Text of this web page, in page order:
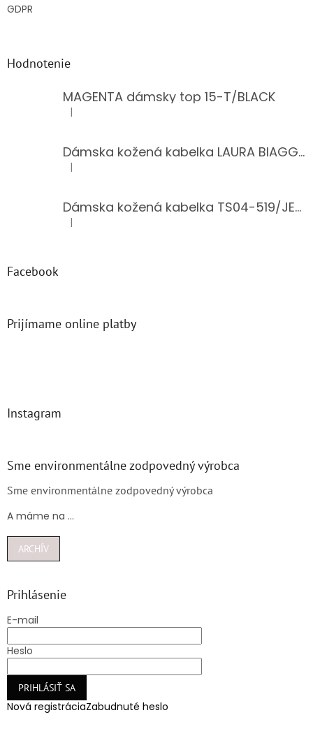
GDPR
Hodnotenie
MAGENTA dámsky top 15-T/BLACK
Hodnotenie produktu je 5 z 5 hviezdičiek.
|
Dámska kožená kabelka LAURA BIAGGI 944-PINK
Hodnotenie produktu je 5 z 5 hviezdičiek.
|
Dámska kožená kabelka TS04-519/JEANS BLUE
Hodnotenie produktu je 5 z 5 hviezdičiek.
|
Facebook
Prijímame online platby
Instagram
Sme environmentálne zodpovedný výrobca
Sme environmentálne zodpovedný výrobca
A máme na ...
ARCHÍV
Prihlásenie
E-mail
Heslo
PRIHLÁSIŤ SA
Nová registráciaZabudnuté heslo